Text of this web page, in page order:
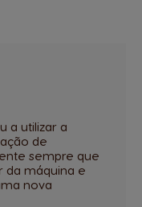
a utilizar a
de
sempre que
da máquina e
nova